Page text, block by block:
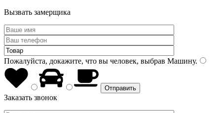
Вызвать замерщика
Пожалуйста, докажите, что вы человек, выбрав Машину.
Заказать звонок